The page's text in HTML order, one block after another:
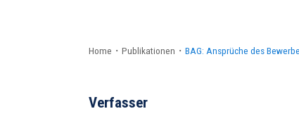
Home ・ Publikationen ・ BAG: Ansprüche des
Verfasser